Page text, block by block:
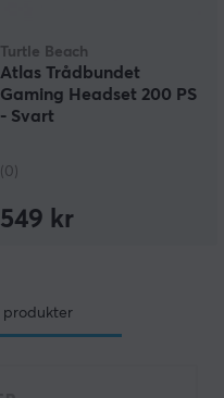
Turtle Beach
Atlas Trådbundet
Gaming Headset 200 PS
- Svart
(0)
549 kr
produkter